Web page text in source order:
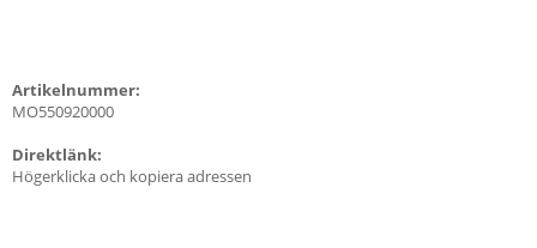
Artikelnummer:
MO550920000
Direktlänk:
Högerklicka och kopiera adressen